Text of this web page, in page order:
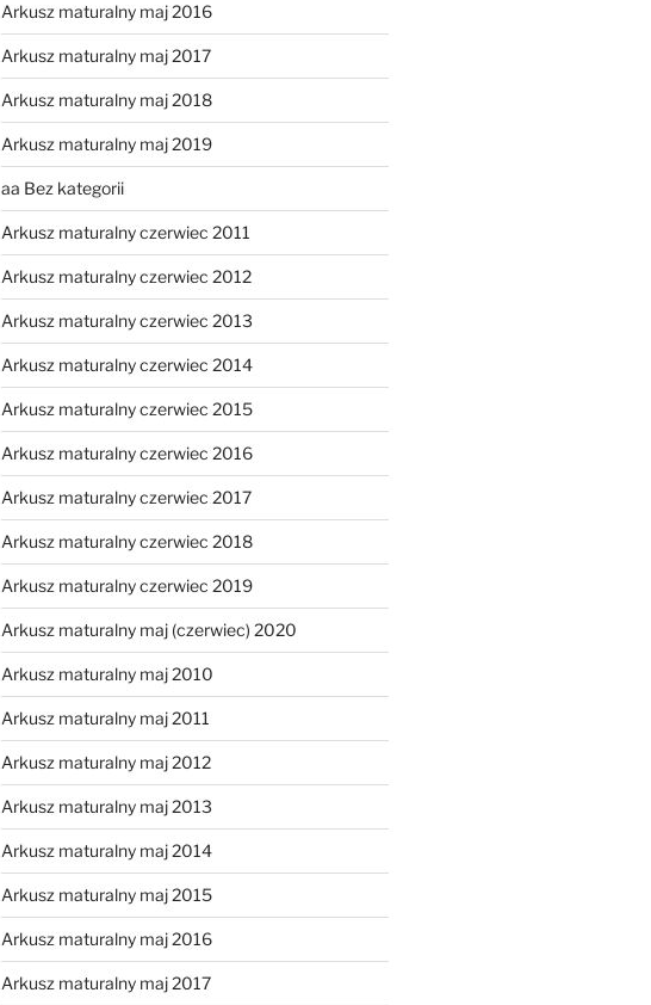
Arkusz maturalny maj 2016
Arkusz maturalny maj 2017
Arkusz maturalny maj 2018
Arkusz maturalny maj 2019
aa Bez kategorii
Arkusz maturalny czerwiec 2011
Arkusz maturalny czerwiec 2012
Arkusz maturalny czerwiec 2013
Arkusz maturalny czerwiec 2014
Arkusz maturalny czerwiec 2015
Arkusz maturalny czerwiec 2016
Arkusz maturalny czerwiec 2017
Arkusz maturalny czerwiec 2018
Arkusz maturalny czerwiec 2019
Arkusz maturalny maj (czerwiec) 2020
Arkusz maturalny maj 2010
Arkusz maturalny maj 2011
Arkusz maturalny maj 2012
Arkusz maturalny maj 2013
Arkusz maturalny maj 2014
Arkusz maturalny maj 2015
Arkusz maturalny maj 2016
Arkusz maturalny maj 2017